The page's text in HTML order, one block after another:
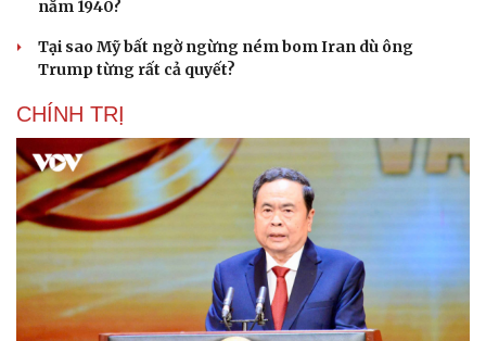
năm 1940?
Tại sao Mỹ bất ngờ ngừng ném bom Iran dù ông
Trump từng rất cả quyết?
CHÍNH TRỊ